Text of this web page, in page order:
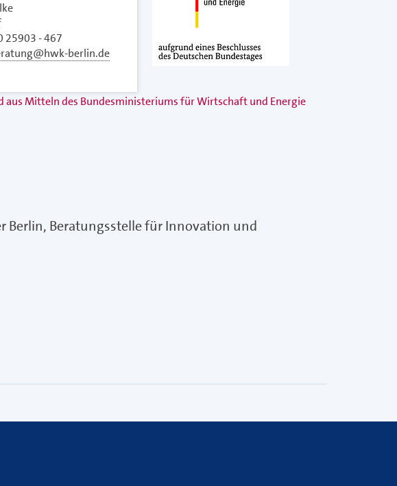
25903 - 467
berlin.de
aus Mitteln des Bundesministeriums für Wirtschaft und Energie
Berlin, Beratungsstelle für Innovation und